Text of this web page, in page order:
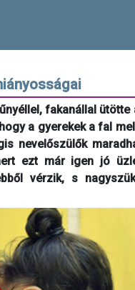
fakanállal
a gyerekek a fal
nevelőszülők
ezt már igen jó
vérzik, s